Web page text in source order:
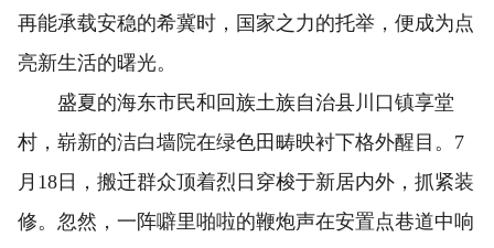
再能承载安稳的希冀时，国家之力的托举，便成为点
亮新生活的曙光。
盛夏的海东市民和回族土族自治县川口镇享堂
村，崭新的洁白墙院在绿色田畴映衬下格外醒目。7
月18日，搬迁群众顶着烈日穿梭于新居内外，抓紧装
修。忽然，一阵噼里啪啦的鞭炮声在安置点巷道中响